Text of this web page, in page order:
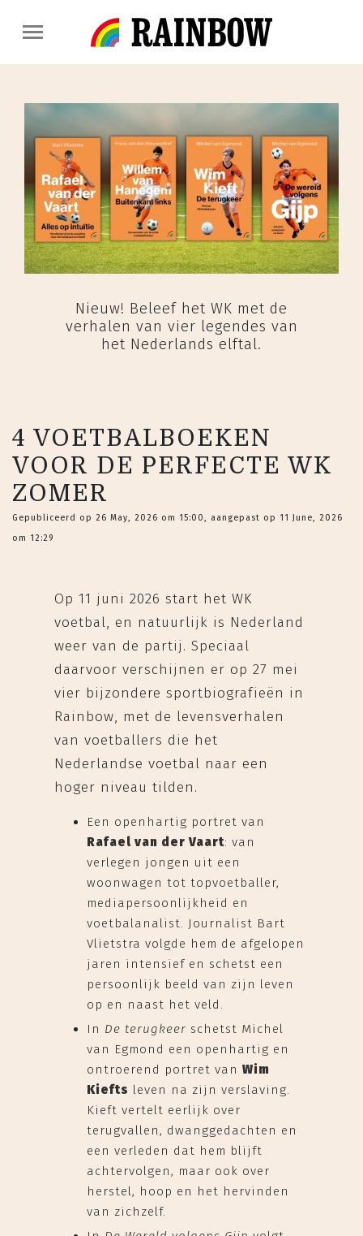
Nieuw! Beleef het WK met de
verhalen van vier legendes van
het Nederlands elftal.
4 VOETBALBOEKEN
VOOR DE PERFECTE WK
ZOMER
Gepubliceerd op 26 May, 2026 om 15:00, aangepast op 11 June, 2026
om 12:29
Op 11 juni 2026 start het WK
voetbal, en natuurlijk is Nederland
weer van de partij. Speciaal
daarvoor verschijnen er op 27 mei
vier bijzondere sportbiografieën in
Rainbow, met de levensverhalen
van voetballers die het
Nederlandse voetbal naar een
hoger niveau tilden.
Een openhartig portret van
Rafael van der Vaart: van
verlegen jongen uit een
woonwagen tot topvoetballer,
mediapersoonlijkheid en
voetbalanalist. Journalist Bart
Vlietstra volgde hem de afgelopen
jaren intensief en schetst een
persoonlijk beeld van zijn leven
op en naast het veld.
In De terugkeer schetst Michel
van Egmond een openhartig en
ontroerend portret vanWim
Kiefts leven na zijn verslaving.
Kieft vertelt eerlijk over
terugvallen, dwanggedachten en
een verleden dat hem blijft
achtervolgen, maar ook over
herstel, hoop en het hervinden
van zichzelf.